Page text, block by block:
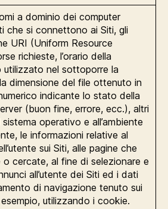
a dominio dei computer
che si connettono ai Siti, gli
URI (Uniform Resource
richieste, l’orario della
utilizzato nel sottoporre la
dimensione del file ottenuto in
indicante lo stato della
(buon fine, errore, ecc.), altri
operativo e all’ambiente
le informazioni relative al
sui Siti, alle pagine che
cercate, al fine di selezionare e
all’utente dei Siti ed i dati
di navigazione tenuto sui
utilizzando i cookie.